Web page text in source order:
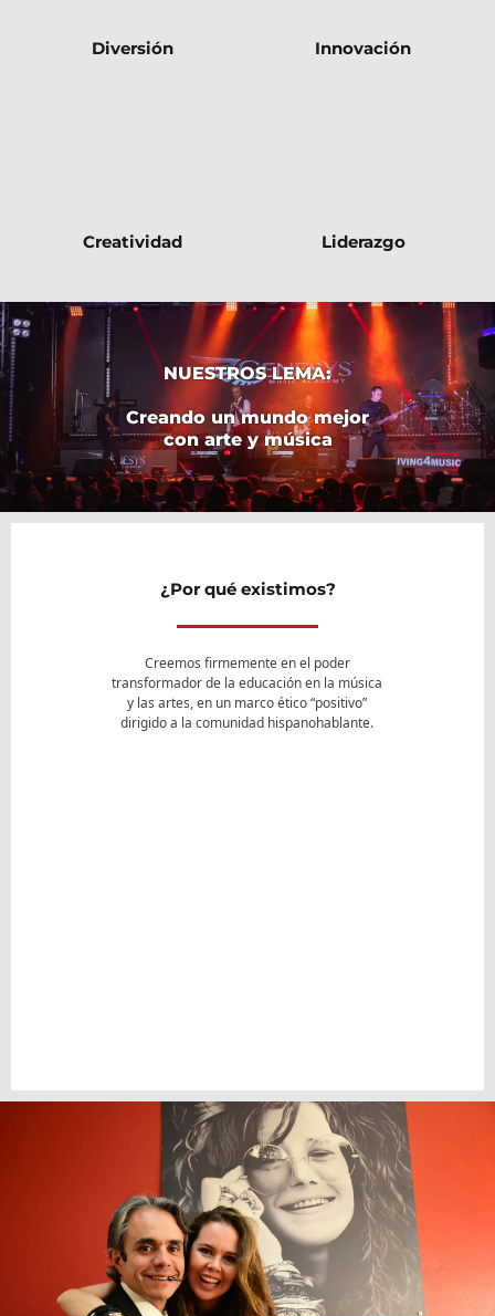
Diversión Innovación
Creatividad Liderazgo
NUESTROS LEMA:
Creando un mundo mejor
con arte y música
¿Por qué existimos?
Creemos firmemente en el poder
transformador de la educación en la música
y las artes, en un marco ético “positivo”
dirigido a la comunidad hispanohablante.